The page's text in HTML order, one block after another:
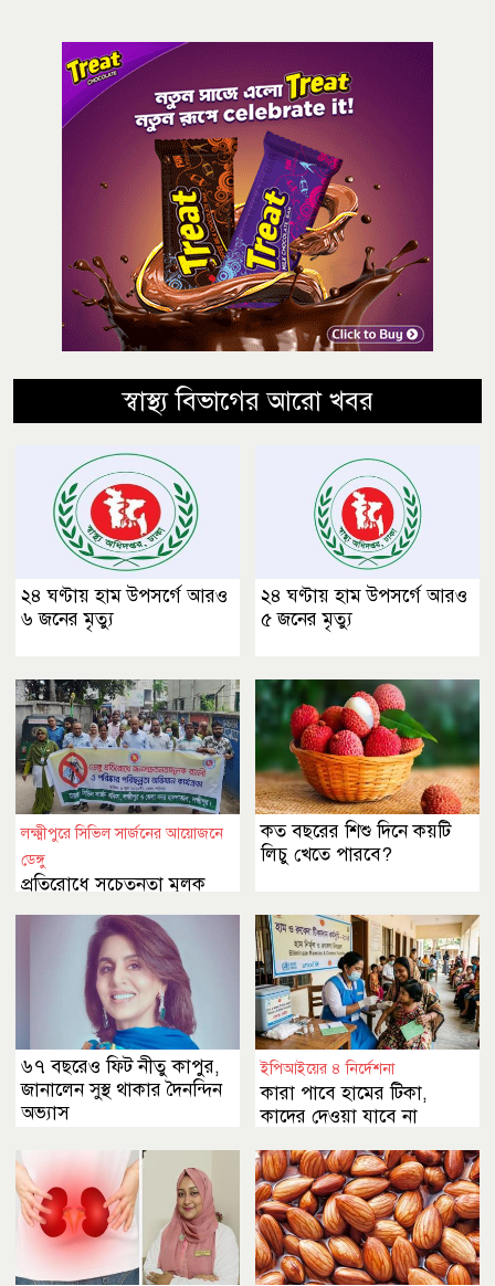
স্বাস্থ্য বিভাগের আরো খবর
২৪ ঘণ্টায় হাম উপসর্গে আরও
৬ জনের মৃত্যু
২৪ ঘণ্টায় হাম উপসর্গে আরও
৫ জনের মৃত্যু
লক্ষ্মীপুরে সিভিল সার্জনের আয়োজনে
ডেঙ্গু
প্রতিরোধে সচেতনতা মূলক
কত বছরের শিশু দিনে কয়টি
লিচু খেতে পারবে?
৬৭ বছরেও ফিট নীতু কাপুর,
জানালেন সুস্থ থাকার দৈনন্দিন
অভ্যাস
ইপিআইয়ের ৪ নির্দেশনা
কারা পাবে হামের টিকা,
কাদের দেওয়া যাবে না